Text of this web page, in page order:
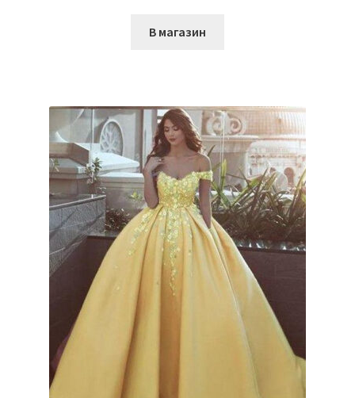
В магазин